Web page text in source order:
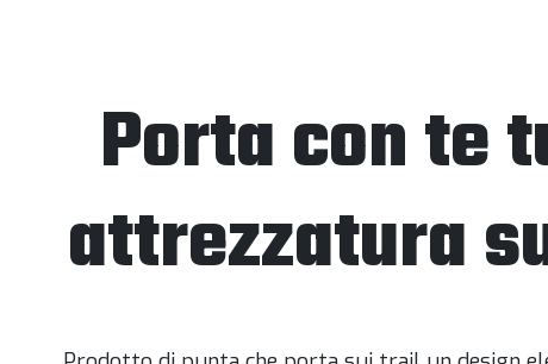
Porta con te
attrezzatura